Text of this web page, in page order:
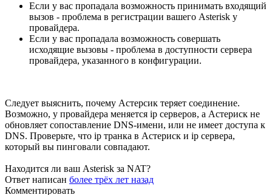
Если у вас пропадала возможность принимать входящий
вызов - проблема в регистрации вашего Asterisk у
провайдера.
Если у вас пропадала возможность совершать
исходящие вызовы - проблема в доступности сервера
провайдера, указанного в конфигурации.
Следует выяснить, почему Астерсик теряет соединение.
Возможно, у провайдера меняется ip серверов, а Астериск не
обновляет сопоставление DNS-имени, или не имеет доступа к
DNS. Проверьте, что ip транка в Астериск и ip сервера,
который вы пинговали совпадают.
Находится ли ваш Asterisk за NAT?
Ответ написан более трёх лет назад
Комментировать